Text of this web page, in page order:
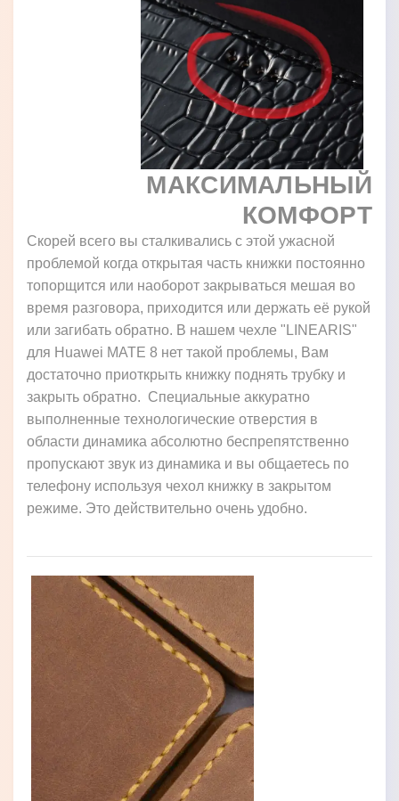
МАКСИМАЛЬНЫЙ
КОМФОРТ
Скорей всего вы сталкивались с этой ужасной
проблемой когда открытая часть книжки постоянно
топорщится или наоборот закрываться мешая во
время разговора, приходится или держать её рукой
или загибать обратно. В нашем чехле "LINEARIS"
для Huawei MATE 8 нет такой проблемы, Вам
достаточно приоткрыть книжку поднять трубку и
закрыть обратно. Специальные аккуратно
выполненные технологические отверстия в
области динамика абсолютно беспрепятственно
пропускают звук из динамика и вы общаетесь по
телефону используя чехол книжку в закрытом
режиме. Это действительно очень удобно.